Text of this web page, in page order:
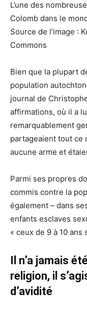
L’une des
Colomb dans le
Source de l’image :
Commons
Bien que la plupart
population
journal de
affirmations, où il a
remarquablement
partageaient tout ce
aucune arme et
Parmi ses propres
commis contre la
également – dans
enfants esclaves
« ceux de 9 à 10
Il n’a jamais
religion, il
d’avidité